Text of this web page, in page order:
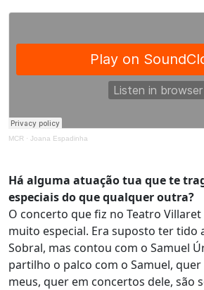
MCR · Joana Espadinha
Há alguma atuação tua que te
especiais do que qualquer outra?
O concerto que fiz no Teatro
muito especial. Era suposto ter tido
Sobral, mas contou com o Samuel
partilho o palco com o Samuel,
meus, quer em concertos dele, são